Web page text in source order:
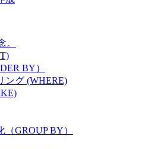
。
BY）
ング (WHERE)
GROUP BY）